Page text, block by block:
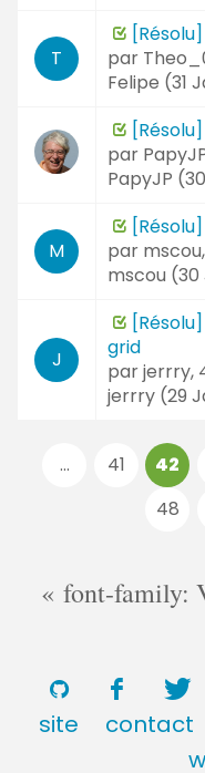
T
par
Felipe (31
par
PapyJP (
M
par mscou
mscou (30
J
grid
parjerrry,
jerrry (29
... 41 42
48
font-family:
site
contact